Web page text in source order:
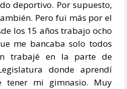
deportivo. Por supuesto,
Pero fui más por el
los 15 años trabajo ocho
me bancaba solo todos
trabajé en la parte de
donde aprendí
tener mi gimnasio. Muy